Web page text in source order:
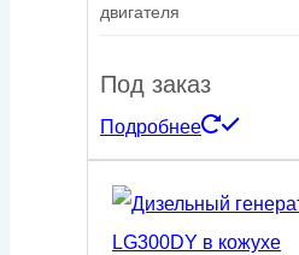
двигателя
Под заказ
Подробнее